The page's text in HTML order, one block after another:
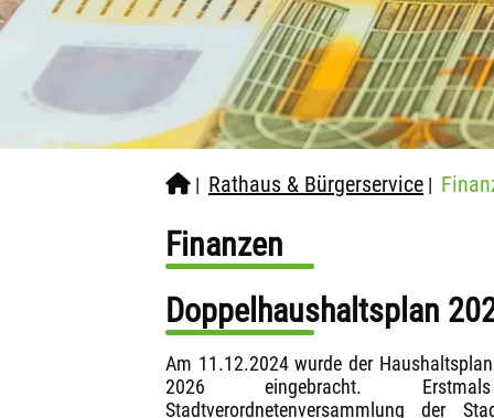
| Rathaus & Bürgerservice |
Finanzen
Doppelhaushaltsplan
Am 11.12.2024 wurde der
2026 eingebracht.
Stadtverordnetenversammlung der